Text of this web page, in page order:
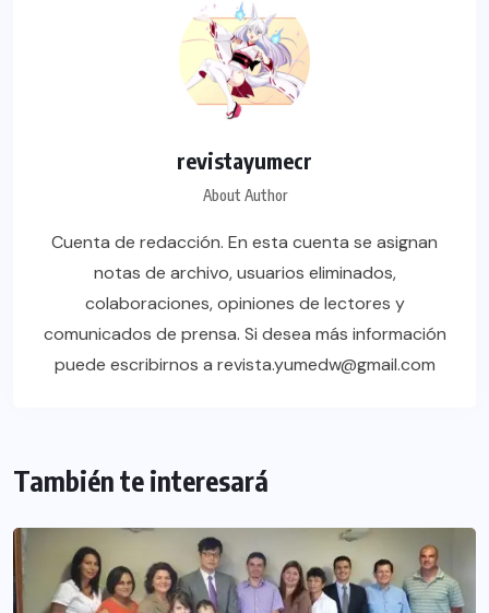
revistayumecr
About Author
Cuenta de redacción. En esta cuenta se asignan
notas de archivo, usuarios eliminados,
colaboraciones, opiniones de lectores y
comunicados de prensa. Si desea más información
puede escribirnos a revista.yumedw@gmail.com
También te interesará